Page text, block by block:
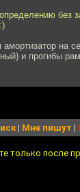
без
амортизатор на
и прогибы
| Мне пишут |
только после